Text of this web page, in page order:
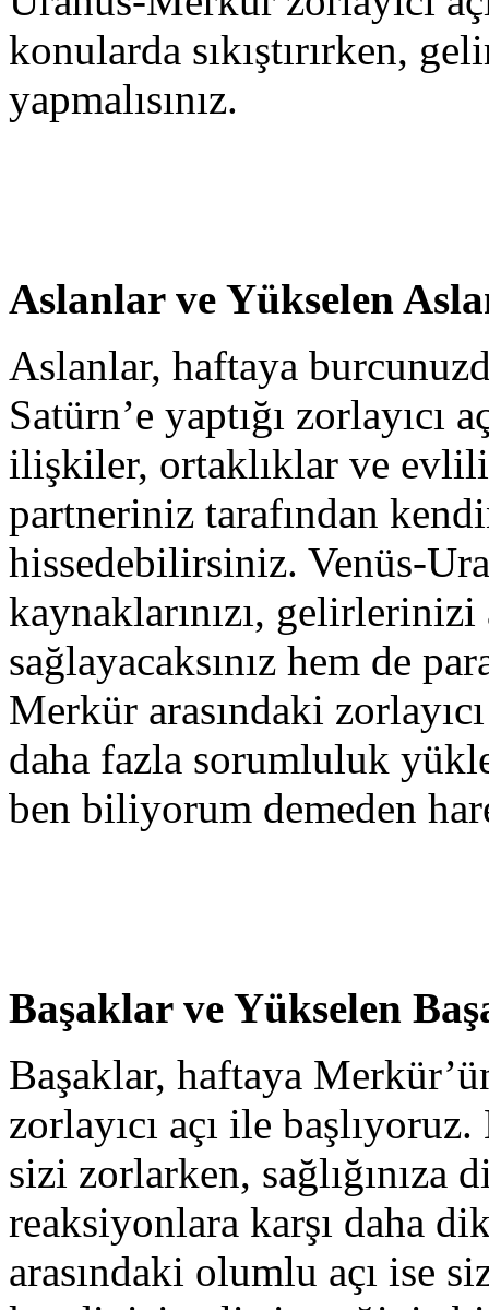
konularda sıkıştırırken,
yapmalısınız.
Aslanlar ve Yükselen
Aslanlar, haftaya
Satürn’e yaptığı zorlayıcı
ilişkiler, ortaklıklar ve
partneriniz tarafından
hissedebilirsiniz. Venüs-
kaynaklarınızı, gelirlerinizi
sağlayacaksınız hem de
Merkür arasındaki
daha fazla sorumluluk
ben biliyorum demeden
Başaklar ve Yükselen
Başaklar, haftaya
zorlayıcı açı ile
sizi zorlarken,
reaksiyonlara karşı daha
arasındaki olumlu açı ise